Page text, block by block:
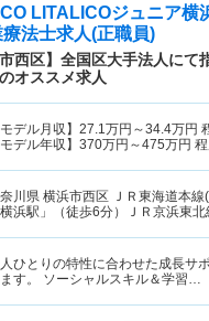
LITALICOジュニア横
法士求人(正職員)
西区】全国区大手法人にて
オススメ求人
モデル月収】 27.1万円～34.4万円
モデル年収】 370万円～475万円
川県 横浜市西区 ＪＲ東海道本
横浜駅」（徒歩6分）ＪＲ京浜東
ひとりの特性に合わせた成長サ
ます。 ソーシャルスキル＆学習…